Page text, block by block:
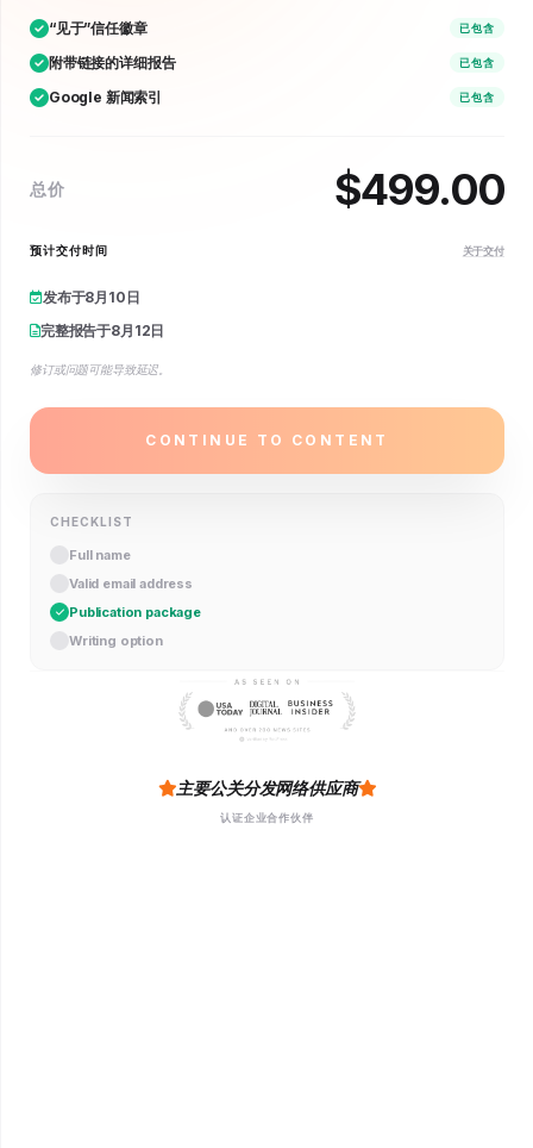
“见于”信任徽章 已包含
附带链接的详细报告 已包含
Google 新闻索引 已包含
总价 $499.00
预计交付时间 关于交付
发布于8月10日
完整报告于8月12日
修订或问题可能导致延迟。
CONTINUE TO CONTENT
CHECKLIST
Full name
Valid email address
Publication package
Writing option
主要公关分发网络供应商
认证企业合作伙伴